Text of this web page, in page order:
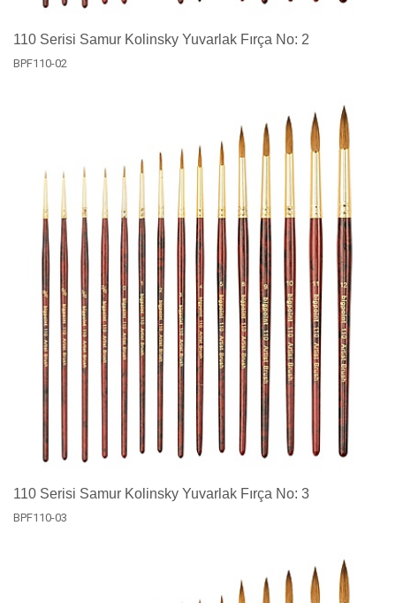
110 Serisi Samur Kolinsky Yuvarlak Fırça No: 2
BPF110-02
110 Serisi Samur Kolinsky Yuvarlak Fırça No: 3
BPF110-03